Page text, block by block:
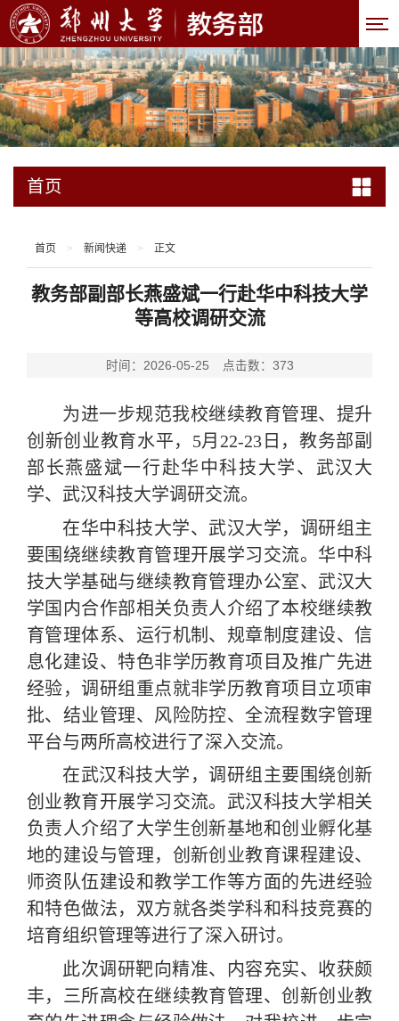
首页
首页 > 新闻快递 > 正文
教务部副部长燕盛斌一行赴华中科技大学
等高校调研交流
时间：2026-05-25 点击数： 373
为进一步规范我校继续教育管理、提升
创新创业教育水平， 5月 22-23 日，教务部副
部长燕盛斌一行赴华中科技大学、武汉大
学、武汉科技大学调研交流。
在华中科技大学、武汉大学，调研组主
要围绕继续教育管理开展学习交流。华中科
技大学基础与继续教育管理办公室、武汉大
学国内合作部相关负责人介绍了本校继续教
育管理体系、运行机制、规章制度建设、信
息化建设、特色非学历教育项目及推广先进
经验，调研组重点就非学历教育项目立项审
批、结业管理、风险防控、全流程数字管理
平台与两所高校进行了深入交流。
在武汉科技大学，调研组主要围绕创新
创业教育开展学习交流。武汉科技大学相关
负责人介绍了大学生创新基地和创业孵化基
地的建设与管理， 创新创业教育课程建设、
师资队伍建设和教学工作等方面的先进经验
和特色做法，双方就各类学科和科技竞赛的
培育组织管理等进行了深入研讨。
此次调研靶向精准、内容充实、收获颇
丰，三所高校在继续教育管理、创新创业教